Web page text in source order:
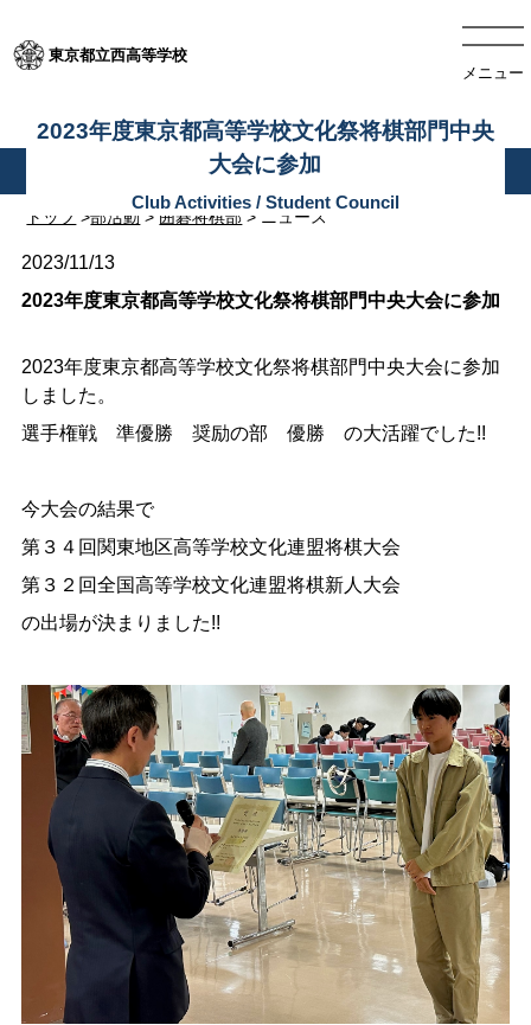
東京都立西高等学校
メニュー
トップ >部活動 > 囲碁将棋部 > ニュース
2023年度東京都高等学校文化祭将棋部門中央
大会に参加
2023/11/13
2023年度東京都高等学校文化祭将棋部門中央大会に参加
2023年度東京都高等学校文化祭将棋部門中央大会に参加
しました。
選手権戦 準優勝 奨励の部 優勝 の大活躍でした!!
今大会の結果で
第３４回関東地区高等学校文化連盟将棋大会
第３２回全国高等学校文化連盟将棋新人大会
の出場が決まりました!!